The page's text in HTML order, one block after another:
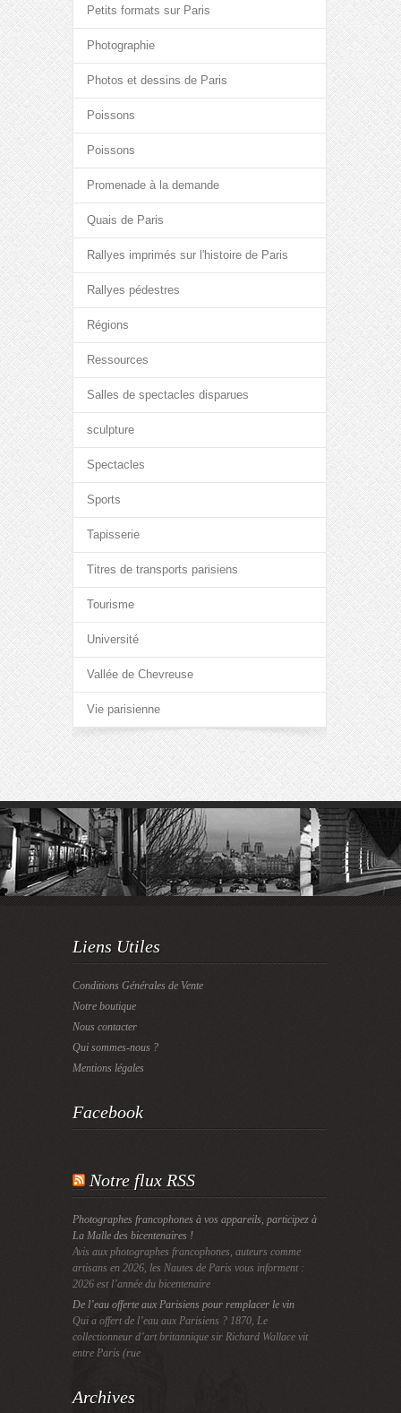
Petits formats sur Paris
Photographie
Photos et dessins de Paris
Poissons
Poissons
Promenade à la demande
Quais de Paris
Rallyes imprimés sur l'histoire de Paris
Rallyes pédestres
Régions
Ressources
Salles de spectacles disparues
sculpture
Spectacles
Sports
Tapisserie
Titres de transports parisiens
Tourisme
Université
Vallée de Chevreuse
Vie parisienne
Liens Utiles
Conditions Générales de Vente
Notre boutique
Nous contacter
Qui sommes-nous ?
Mentions légales
Facebook
Notre flux RSS
Photographes francophones à vos appareils, participez à
La Malle des bicentenaires !
Avis aux photographes francophones, auteurs comme
artisans en 2026, les Nautes de Paris vous informent :
2026 est l’année du bicentenaire
De l’eau offerte aux Parisiens pour remplacer le vin
Qui a offert de l’eau aux Parisiens ? 1870, Le
collectionneur d’art britannique sir Richard Wallace vit
entre Paris (rue
Archives